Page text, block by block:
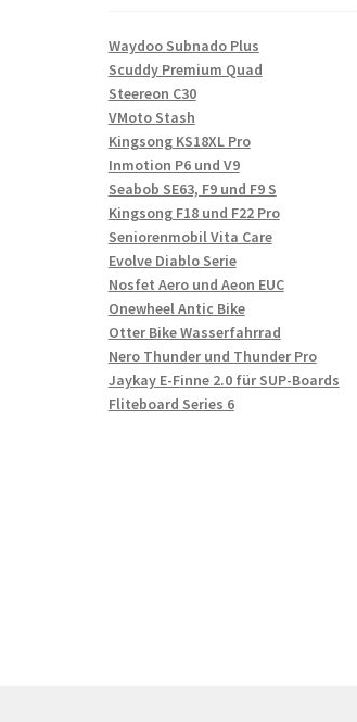
Waydoo Subnado Plus
Scuddy Premium Quad
Steereon C30
VMoto Stash
Kingsong KS18XL Pro
Inmotion P6 und V9
Seabob SE63, F9 und F9 S
Kingsong F18 und F22 Pro
Seniorenmobil Vita Care
Evolve Diablo Serie
Nosfet Aero und Aeon EUC
Onewheel Antic Bike
Otter Bike Wasserfahrrad
Nero Thunder und Thunder Pro
Jaykay E-Finne 2.0 für SUP-Boards
Fliteboard Series 6